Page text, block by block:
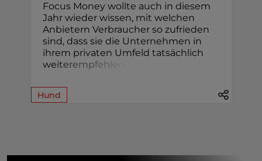
Focus Money wollte auch in diesem
Jahr wieder wissen, mit welchen
Anbietern Verbraucher so zufrieden
sind, dass sie die Unternehmen in
ihrem privaten Umfeld tatsächlich
weiterempfeh le
Hund